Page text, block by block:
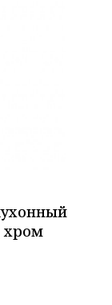
хром